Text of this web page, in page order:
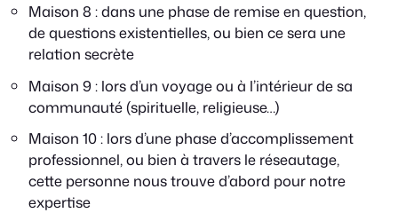
Maison 8 : dans une phase de remise en question,
de questions existentielles, ou bien ce sera une
relation secrète
Maison 9 : lors d’un voyage ou à l’intérieur de sa
communauté (spirituelle, religieuse…)
Maison 10 : lors d’une phase d’accomplissement
professionnel, ou bien à travers le réseautage,
cette personne nous trouve d’abord pour notre
expertise